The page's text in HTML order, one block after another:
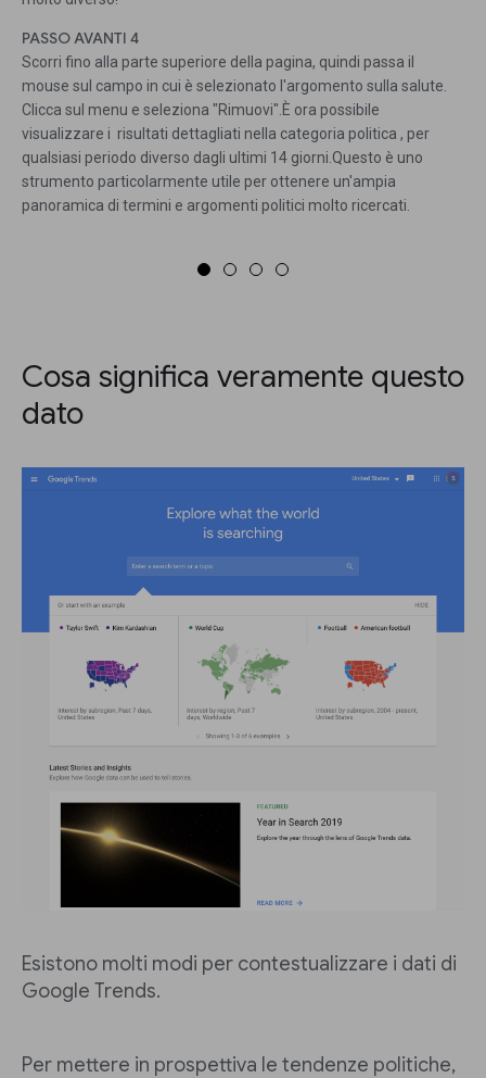
PASSO AVANTI 4
Scorri fino alla parte superiore della pagina, quindi passa il
mouse sul campo in cui è selezionato l'argomento sulla salute.
Clicca sul menu e seleziona "Rimuovi".È ora possibile
visualizzare i risultati dettagliati nella categoria politica , per
qualsiasi periodo diverso dagli ultimi 14 giorni.Questo è uno
strumento particolarmente utile per ottenere un'ampia
panoramica di termini e argomenti politici molto ricercati.
Cosa significa veramente questo
dato
Esistono molti modi per contestualizzare i dati di
Google Trends.
Per mettere in prospettiva le tendenze politiche,